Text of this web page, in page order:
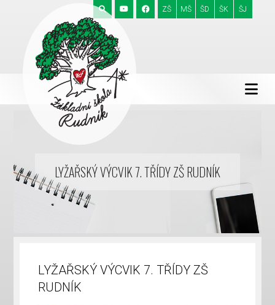
ZŠ MŠ ŠD ŠK ŠJ
LYŽAŘSKÝ VÝCVIK 7. TŘÍDY ZŠ RUDNÍK
LYŽAŘSKÝ VÝCVIK 7. TŘÍDY ZŠ
RUDNÍK